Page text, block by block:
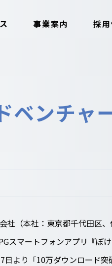
事業案内 採
ベンチャ
社（本社：東京都千代田区
スマートフォンアプリ『ぽ
より「10万ダウンロード